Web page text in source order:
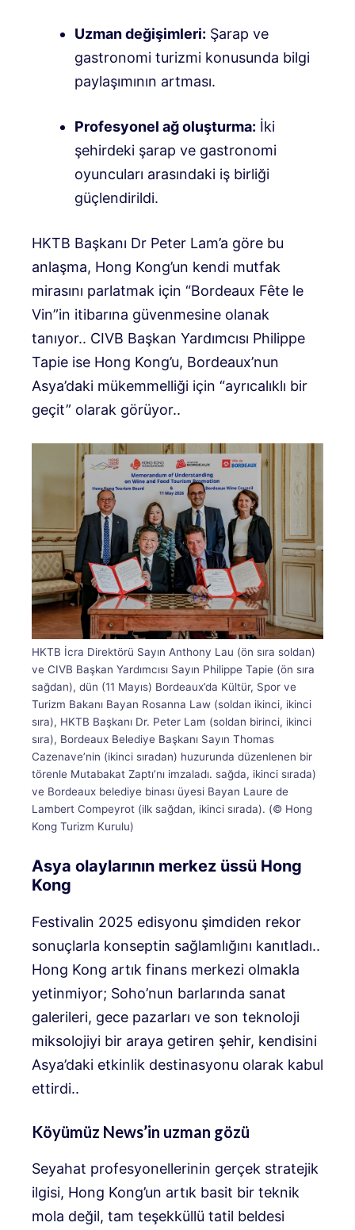
Uzman değişimleri: Şarap ve
gastronomi turizmi konusunda bilgi
paylaşımının artması.
Profesyonel ağ oluşturma: İki
şehirdeki şarap ve gastronomi
oyuncuları arasındaki iş birliği
güçlendirildi.
HKTB Başkanı Dr Peter Lam’a göre bu
anlaşma, Hong Kong’un kendi mutfak
mirasını parlatmak için “Bordeaux Fête le
Vin”in itibarına güvenmesine olanak
tanıyor.. CIVB Başkan Yardımcısı Philippe
Tapie ise Hong Kong’u, Bordeaux’nun
Asya’daki mükemmelliği için “ayrıcalıklı bir
geçit” olarak görüyor..
HKTB İcra Direktörü Sayın Anthony Lau (ön sıra soldan)
ve CIVB Başkan Yardımcısı Sayın Philippe Tapie (ön sıra
sağdan), dün (11 Mayıs) Bordeaux’da Kültür, Spor ve
Turizm Bakanı Bayan Rosanna Law (soldan ikinci, ikinci
sıra), HKTB Başkanı Dr. Peter Lam (soldan birinci, ikinci
sıra), Bordeaux Belediye Başkanı Sayın Thomas
Cazenave’nin (ikinci sıradan) huzurunda düzenlenen bir
törenle Mutabakat Zaptı’nı imzaladı. sağda, ikinci sırada)
ve Bordeaux belediye binası üyesi Bayan Laure de
Lambert Compeyrot (ilk sağdan, ikinci sırada). (© Hong
Kong Turizm Kurulu)
Asya olaylarının merkez üssü Hong
Kong
Festivalin 2025 edisyonu şimdiden rekor
sonuçlarla konseptin sağlamlığını kanıtladı..
Hong Kong artık finans merkezi olmakla
yetinmiyor; Soho’nun barlarında sanat
galerileri, gece pazarları ve son teknoloji
miksolojiyi bir araya getiren şehir, kendisini
Asya’daki etkinlik destinasyonu olarak kabul
ettirdi..
Köyümüz News’in uzman gözü
Seyahat profesyonellerinin gerçek stratejik
ilgisi, Hong Kong’un artık basit bir teknik
mola değil, tam teşekküllü tatil beldesi